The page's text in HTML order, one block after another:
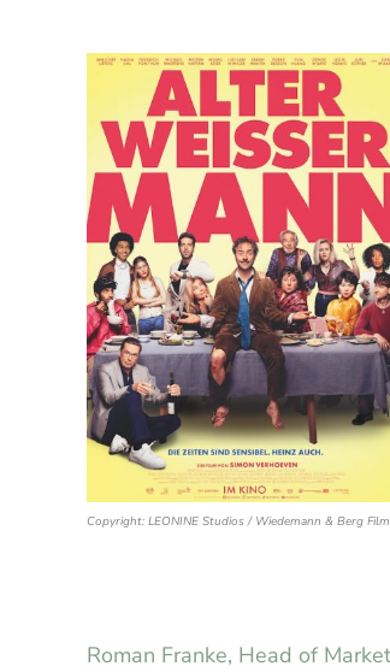
Copyright: LEONINE Studios / Wiedemann & Berg Film
Roman Franke, Head of